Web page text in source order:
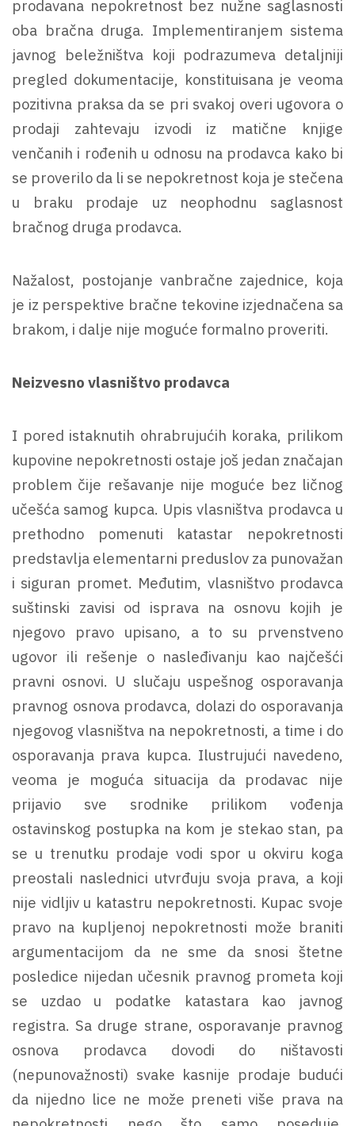
prodavana nepokretnost bez nužne saglasnosti
oba bračna druga. Implementiranjem sistema
javnog beležništva koji podrazumeva detaljniji
pregled dokumentacije, konstituisana je veoma
pozitivna praksa da se pri svakoj overi ugovora o
prodaji zahtevaju izvodi iz matične knjige
venčanih i rođenih u odnosu na prodavca kako bi
se proverilo da li se nepokretnost koja je stečena
u braku prodaje uz neophodnu saglasnost
bračnog druga prodavca.
Nažalost, postojanje vanbračne zajednice, koja
je iz perspektive bračne tekovine izjednačena sa
brakom, i dalje nije moguće formalno proveriti.
Neizvesno vlasništvo prodavca
I pored istaknutih ohrabrujućih koraka, prilikom
kupovine nepokretnosti ostaje još jedan značajan
problem čije rešavanje nije moguće bez ličnog
učešća samog kupca. Upis vlasništva prodavca u
prethodno pomenuti katastar nepokretnosti
predstavlja elementarni preduslov za punovažan
i siguran promet. Međutim, vlasništvo prodavca
suštinski zavisi od isprava na osnovu kojih je
njegovo pravo upisano, a to su prvenstveno
ugovor ili rešenje o nasleđivanju kao najčešći
pravni osnovi. U slučaju uspešnog osporavanja
pravnog osnova prodavca, dolazi do osporavanja
njegovog vlasništva na nepokretnosti, a time i do
osporavanja prava kupca. Ilustrujući navedeno,
veoma je moguća situacija da prodavac nije
prijavio sve srodnike prilikom vođenja
ostavinskog postupka na kom je stekao stan, pa
se u trenutku prodaje vodi spor u okviru koga
preostali naslednici utvrđuju svoja prava, a koji
nije vidljiv u katastru nepokretnosti. Kupac svoje
pravo na kupljenoj nepokretnosti može braniti
argumentacijom da ne sme da snosi štetne
posledice nijedan učesnik pravnog prometa koji
se uzdao u podatke katastara kao javnog
registra. Sa druge strane, osporavanje pravnog
osnova prodavca dovodi do ništavosti
(nepunovažnosti) svake kasnije prodaje budući
da nijedno lice ne može preneti više prava na